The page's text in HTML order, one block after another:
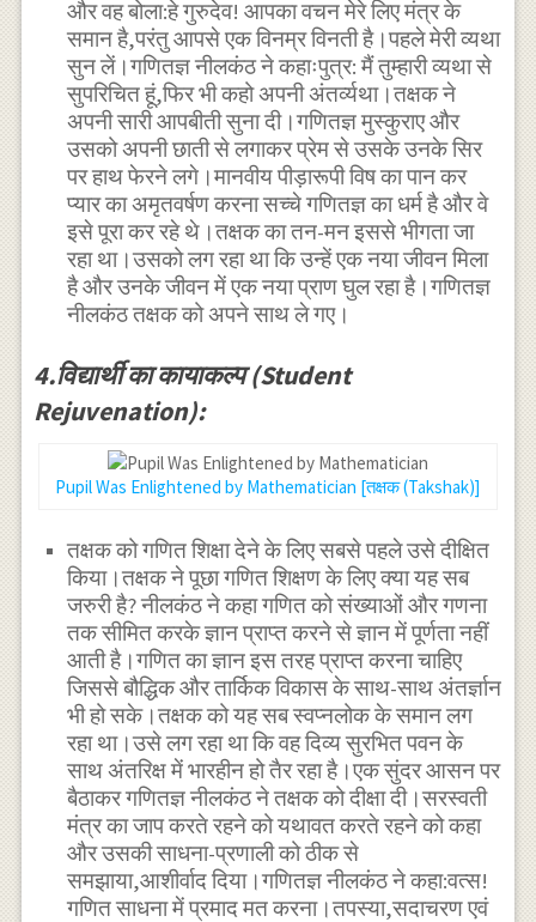
और वह बोला:हे गुरुदेव! आपका वचन मेरे लिए मंत्र के
समान है,परंतु आपसे एक विनम्र विनती है।पहले मेरी व्यथा
सुन लें।गणितज्ञ नीलकंठ ने कहाःपुत्र: मैं तुम्हारी व्यथा से
सुपरिचित हूं,फिर भी कहो अपनी अंतर्व्यथा।तक्षक ने
अपनी सारी आपबीती सुना दी।गणितज्ञ मुस्कुराए और
उसको अपनी छाती से लगाकर प्रेम से उसके उनके सिर
पर हाथ फेरने लगे।मानवीय पीड़ारूपी विष का पान कर
प्यार का अमृतवर्षण करना सच्चे गणितज्ञ का धर्म है और वे
इसे पूरा कर रहे थे।तक्षक का तन-मन इससे भीगता जा
रहा था।उसको लग रहा था कि उन्हें एक नया जीवन मिला
है और उनके जीवन में एक नया प्राण घुल रहा है।गणितज्ञ
नीलकंठ तक्षक को अपने साथ ले गए।
4.विद्यार्थी का कायाकल्प (Student
Rejuvenation):
Pupil Was Enlightened by Mathematician [तक्षक (Takshak)]
तक्षक को गणित शिक्षा देने के लिए सबसे पहले उसे दीक्षित
किया।तक्षक ने पूछा गणित शिक्षण के लिए क्या यह सब
जरुरी है? नीलकंठ ने कहा गणित को संख्याओं और गणना
तक सीमित करके ज्ञान प्राप्त करने से ज्ञान में पूर्णता नहीं
आती है।गणित का ज्ञान इस तरह प्राप्त करना चाहिए
जिससे बौद्धिक और तार्किक विकास के साथ-साथ अंतर्ज्ञान
भी हो सके।तक्षक को यह सब स्वप्नलोक के समान लग
रहा था।उसे लग रहा था कि वह दिव्य सुरभित पवन के
साथ अंतरिक्ष में भारहीन हो तैर रहा है।एक सुंदर आसन पर
बैठाकर गणितज्ञ नीलकंठ ने तक्षक को दीक्षा दी।सरस्वती
मंत्र का जाप करते रहने को यथावत करते रहने को कहा
और उसकी साधना-प्रणाली को ठीक से
समझाया,आशीर्वाद दिया।गणितज्ञ नीलकंठ ने कहा:वत्स!
गणित साधना में प्रमाद मत करना।तपस्या,सदाचरण एवं